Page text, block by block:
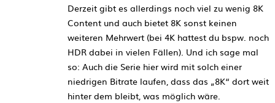
Derzeit gibt es allerdings noch viel zu wenig 8K
Content und auch bietet 8K sonst keinen
weiteren Mehrwert (bei 4K hattest du bspw. noch
HDR dabei in vielen Fällen). Und ich sage mal
so: Auch die Serie hier wird mit solch einer
niedrigen Bitrate laufen, dass das „8K“ dort weit
hinter dem bleibt, was möglich wäre.